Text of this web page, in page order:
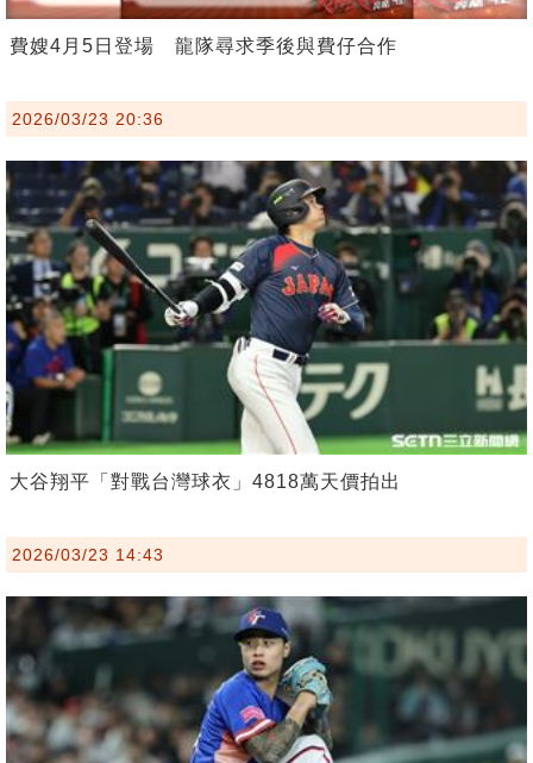
費嫂4月5日登場 龍隊尋求季後與費仔合作
2026/03/23 20:36
大谷翔平「對戰台灣球衣」4818萬天價拍出
2026/03/23 14:43